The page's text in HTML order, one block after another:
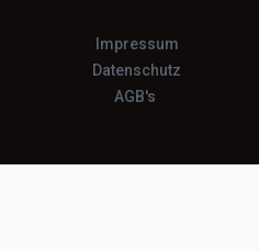
Impressum
Datenschutz
AGB's